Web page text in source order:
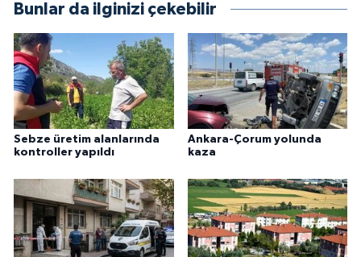
Bunlar da ilginizi çekebilir
Sebze üretim alanlarında
kontroller yapıldı
Ankara-Çorum yolunda
kaza